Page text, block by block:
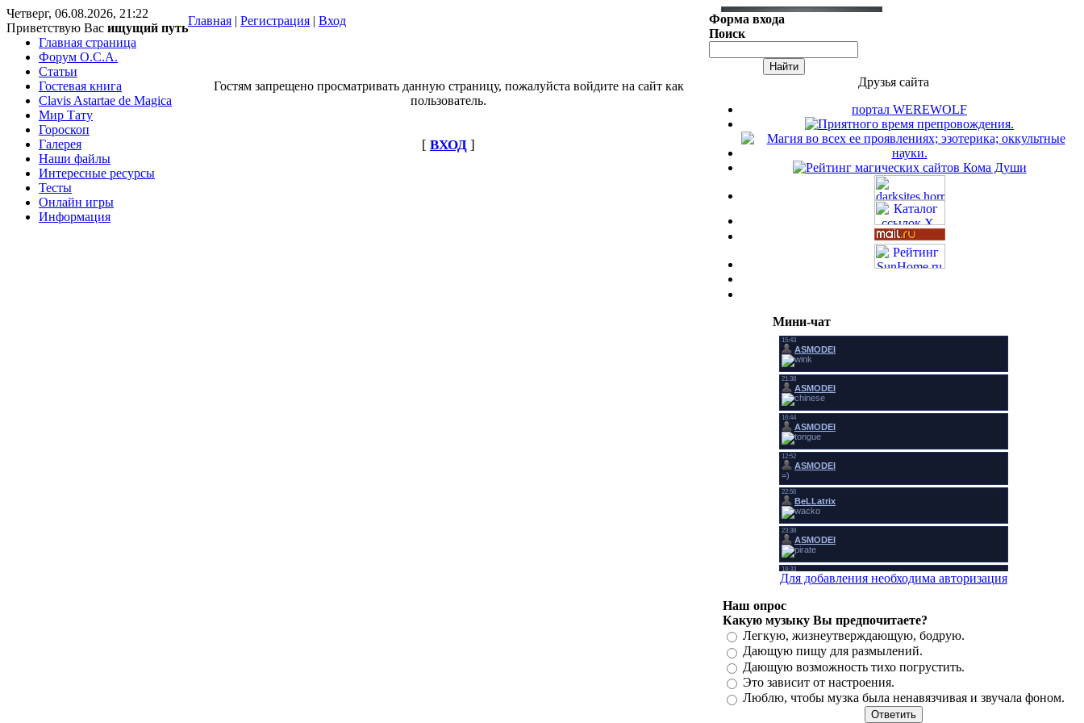
Четверг, 06.08.2026, 21:22
Приветствую Вас ищущий путь
Главная | Регистрация | Вход
Главная страница
Форум O.C.A.
Статьи
Гостевая книга
Clavis Astartae de Magica
Мир Тату
Гороскоп
Галерея
Наши файлы
Интересные ресурсы
Тесты
Онлайн игры
Информация
Гостям запрещено просматривать данную страницу, пожалуйста войдите на сайт как
пользователь.
[ ВХОД ]
Форма входа
Поиск
Друзья сайта
портал WEREWOLF
Мини-чат
Для добавления необходима авторизация
Наш опрос
Какую музыку Вы предпочитаете?
Легкую, жизнеутверждающую, бодрую.
Дающую пищу для размылений.
Дающую возможность тихо погрустить.
Это зависит от настроения.
Люблю, чтобы музка была ненавязчивая и звучала фоном.